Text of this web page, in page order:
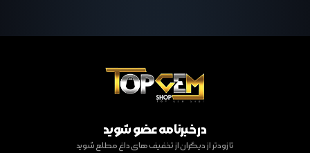
در خبرنامه عضو شوید
تا زودتر از دیگران از تخفیف های داغ مطلع شوید